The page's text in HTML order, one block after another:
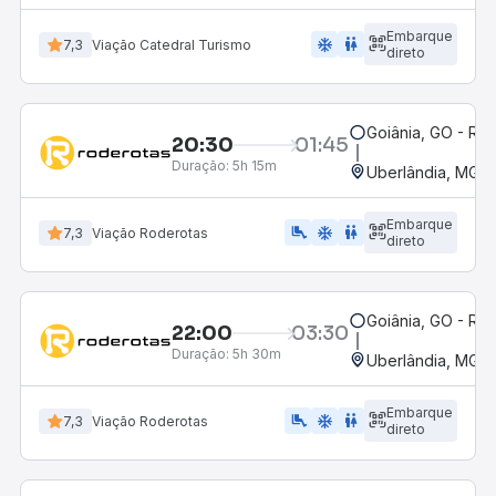
7,3 Viação Catedral Turismo ac_unit wc
Embarque
direto
20:30 01:45
Duração: 5h 15m
Goiânia, GO -
Uberlândia, MG -
7,3 Viação Roderotas airline_seat_legroom_extra ac_unit WC
Embarque
direto
22:00 03:30
Duração: 5h 30m
Goiânia, GO -
Uberlândia, MG -
7,3 Viação Roderotas airline_seat_legroom_extra ac_unit WC
Embarque
direto